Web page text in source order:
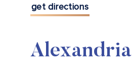
get directions
Alexandria